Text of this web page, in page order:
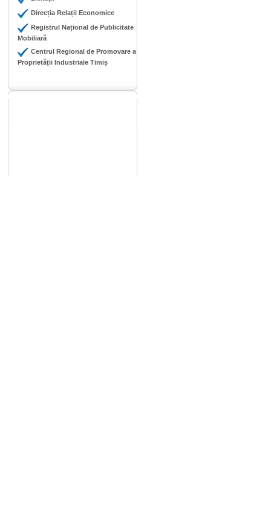
Direcția Relații Economice
Registrul Național de Publicitate
Mobiliară
Centrul Regional de Promovare a
Proprietății Industriale Timiș